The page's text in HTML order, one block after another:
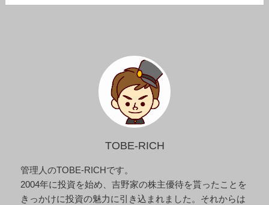
TOBE-RICH
管理人のTOBE-RICHです。
2004年に投資を始め、吉野家の株主優待を貰ったことを
きっかけに投資の魅力に引き込まれました。それからは